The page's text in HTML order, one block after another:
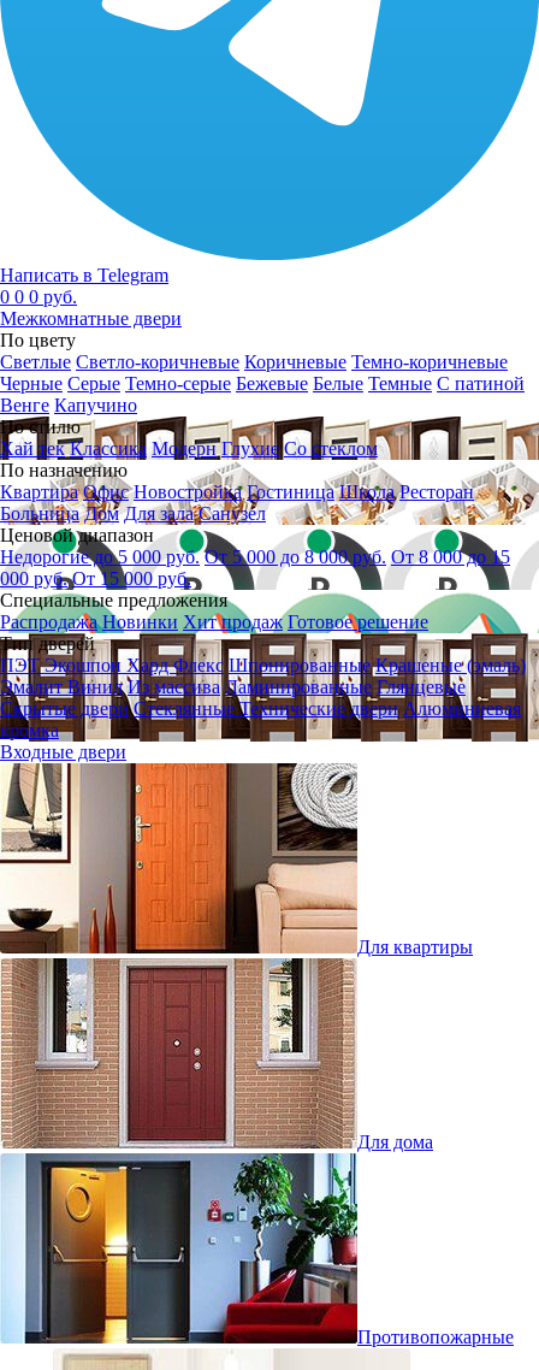
Написать в Telegram
0 0 0 руб.
Межкомнатные двери
По цвету
Светлые Светло-коричневые Коричневые Темно-коричневые
Черные Серые Темно-серые Бежевые Белые Темные С патиной
Венге Капучино
По стилю
Хай тек Классика Модерн Глухие Со стеклом
По назначению
Квартира Офис Новостройка Гостиница Школа Ресторан
Больница Дом Для зала Санузел
Ценовой диапазон
Недорогие до 5 000 руб. От 5 000 до 8 000 руб. От 8 000 до 15
000 руб. От 15 000 руб.
Специальные предложения
Распродажа Новинки Хит продаж Готовое решение
Тип дверей
ПЭТЭкошпон Хард Флекс Шпонированные Крашеные (эмаль)
ЭмалитВинил Из массива Ламинированные Глянцевые
Скрытые двери СтеклянныеТехнические двери Алюминиевая
кромка
Входные двери
Для квартиры
Для дома
Противопожарные